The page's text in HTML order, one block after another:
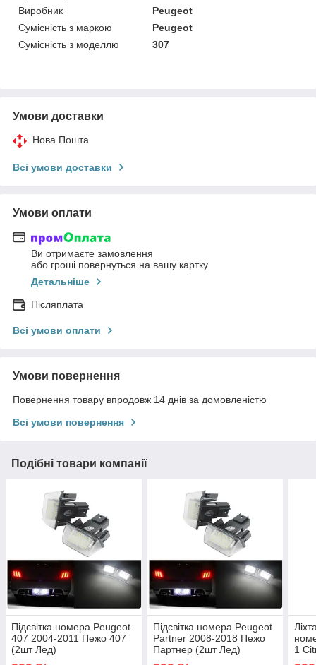
Виробник
Peugeot
Сумісність з маркою
Peugeot
Сумісність з моделлю
307
Умови доставки
Нова Пошта
Всі умови доставки
Умови оплати
Ви отримаєте замовлення
або гроші повернуться на вашу картку
Детальніше
Післяплата
Всі умови оплати
Умови повернення
Повернення товару впродовж 14 днів за домовленістю
Всі умови повернення
Подібні товари компанії
Підсвітка номера Peugeot
407 2004-2011 Пежо 407
(2шт Лед)
Підсвітка номера Peugeot
Partner 2008-2018 Пежо
Партнер (2шт Лед)
1